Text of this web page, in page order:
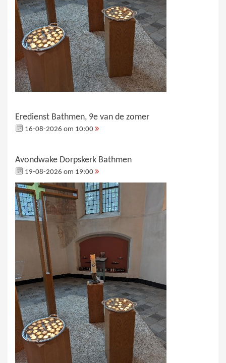
Eredienst Bathmen, 9e van de zomer
16-08-2026 om 10:00
Avondwake Dorpskerk Bathmen
19-08-2026 om 19:00